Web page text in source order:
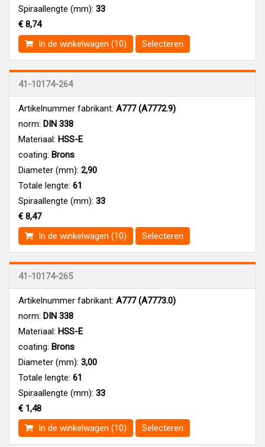
Spiraallengte (mm): 33
€ 8,74
In de winkelwagen (10)
Selecteren
41-10174-264
Artikelnummer fabrikant: A777 (A7772.9)
norm: DIN 338
Materiaal: HSS-E
coating: Brons
Diameter (mm): 2,90
Totale lengte: 61
Spiraallengte (mm): 33
€ 8,47
In de winkelwagen (10)
Selecteren
41-10174-265
Artikelnummer fabrikant: A777 (A7773.0)
norm: DIN 338
Materiaal: HSS-E
coating: Brons
Diameter (mm): 3,00
Totale lengte: 61
Spiraallengte (mm): 33
€ 1,48
In de winkelwagen (10)
Selecteren